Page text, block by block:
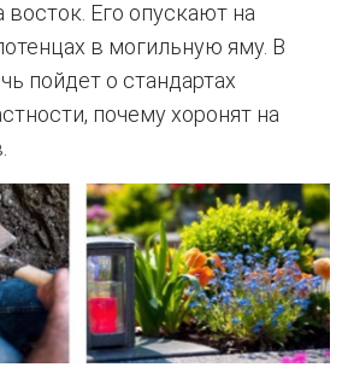
восток. Его опускают на
в могильную яму. В
пойдет о стандартах
почему хоронят на